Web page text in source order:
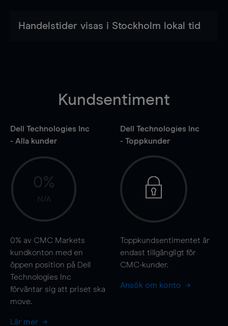
Handelstider visas i Stockholm lokal tid
Kundsentiment
Dell Technologies Inc
- Alla kunder
0%
N/A
0% av CMC Markets
kundkonton med en
öppen position på Dell
Technologies Inc
förväntar sig att priset ska
move.
Lär mer
Dell Technologies Inc
- Toppkunder
Toppkundsentimentet är
endast tillgängligt för
CMC-kunder.
Ansök om konto